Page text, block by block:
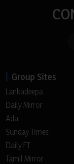
Group Sites
Lankadeepa
Daily Mirror
Ada
Sunday Times
Daily FT
Tamil Mirror